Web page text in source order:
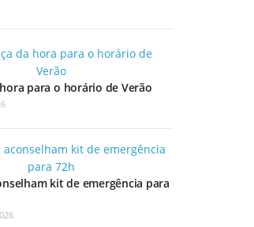
para o horário de Verão
kit de emergência para